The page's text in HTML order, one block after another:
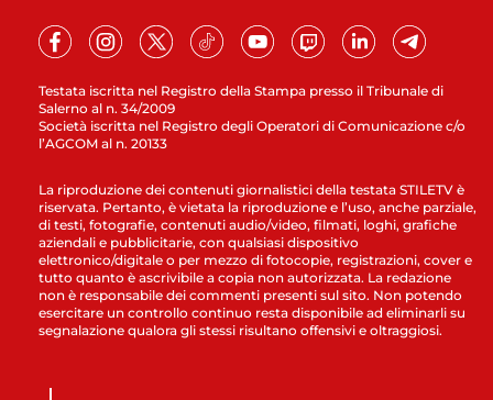
Testata iscritta nel Registro della Stampa presso il Tribunale di
Salerno al n. 34/2009
Società iscritta nel Registro degli Operatori di Comunicazione c/o
l’AGCOM al n. 20133
La riproduzione dei contenuti giornalistici della testata STILETV è
riservata. Pertanto, è vietata la riproduzione e l’uso, anche parziale,
di testi, fotografie, contenuti audio/video, filmati, loghi, grafiche
aziendali e pubblicitarie, con qualsiasi dispositivo
elettronico/digitale o per mezzo di fotocopie, registrazioni, cover e
tutto quanto è ascrivibile a copia non autorizzata. La redazione
non è responsabile dei commenti presenti sul sito. Non potendo
esercitare un controllo continuo resta disponibile ad eliminarli su
segnalazione qualora gli stessi risultano offensivi e oltraggiosi.